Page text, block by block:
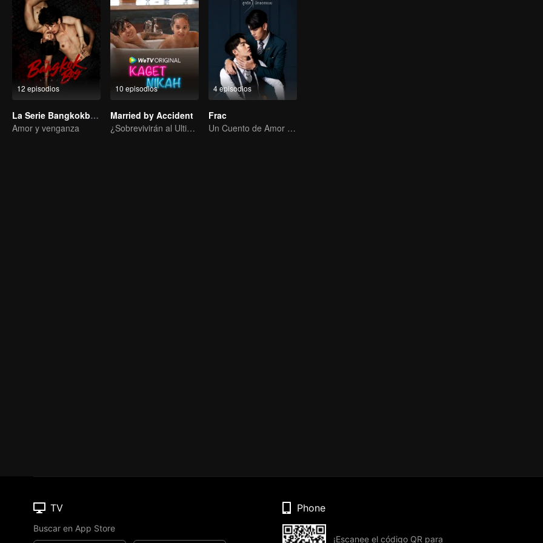
12 episodios
La Serie Bangkokboy (versión sin cortes)
Amor y venganza
10 episodios
Married by Accident
¿Sobrevivirán al Ultimátum Matrimonial?
4 episodios
Frac
Un Cuento de Amor Romántico
TV
Buscar en App Store
Phone
¡Escanee el código QR para